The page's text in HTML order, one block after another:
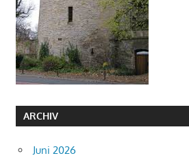
ARCHIV
Juni 2026